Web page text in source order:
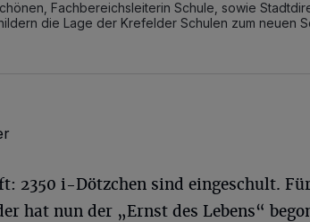
Fachbereichsleiterin Schule, sowie
die Lage der Krefelder Schulen zum neuen
2350 i-Dötzchen sind eingeschult.
hat nun der „Ernst des Lebens“